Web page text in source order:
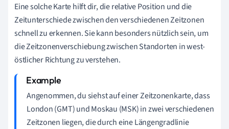
Eine solche Karte hilft dir, die relative Position und die
Zeitunterschiede zwischen den verschiedenen Zeitzonen
schnell zu erkennen. Sie kann besonders nützlich sein, um
die Zeitzonenverschiebung zwischen Standorten in west-
östlicher Richtung zu verstehen.
Angenommen, du siehst auf einer Zeitzonenkarte, dass
London (GMT) und Moskau (MSK) in zwei verschiedenen
Zeitzonen liegen, die durch eine Längengradlinie